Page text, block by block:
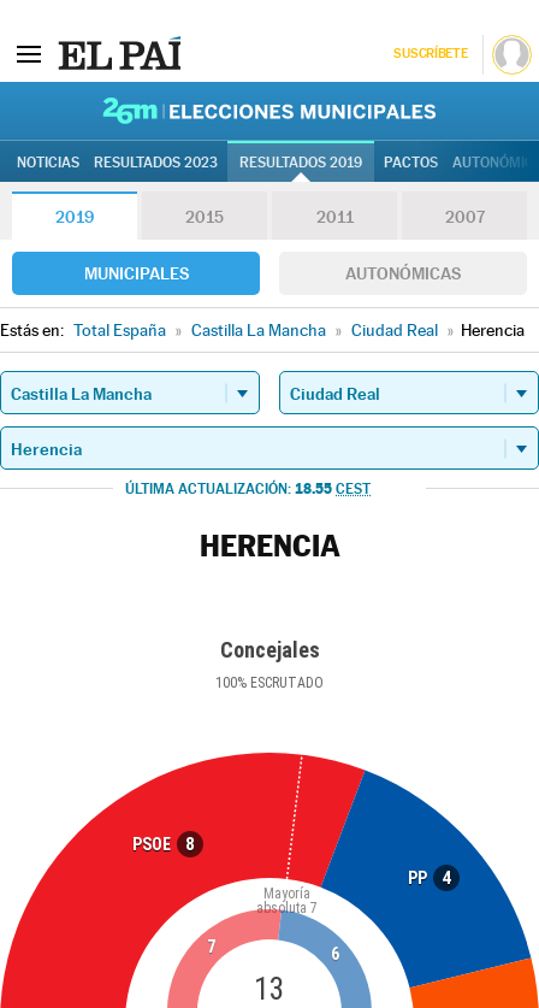
SUSCRÍBETE
NOTICIAS RESULTADOS 2023 RESULTADOS 2019 PACTOS
2019 2015 2011 2007
MUNICIPALES AUTONÓMICAS
Estás en: Total España » Castilla La Mancha » Ciudad Real » Herencia
ÚLTIMA ACTUALIZACIÓN: 18.55 CEST
HERENCIA
Concejales
100% ESCRUTADO
PSOE 8
PP 4
13
Mayoría
absoluta 7
7 6